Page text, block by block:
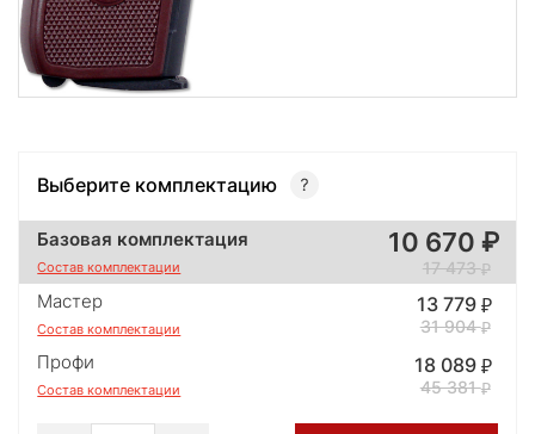
Выберите комплектацию
Базовая комплектация
Состав комплектации
10 670
17 473
Мастер
Состав комплектации
13 779
31 904
Профи
Состав комплектации
18 089
45 381